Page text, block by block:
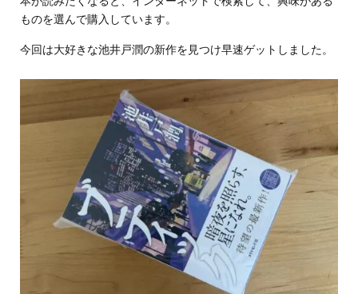
ものを選んで購入しています。
今回は大好きな池井戸潤の新作を見つけ早速ゲットしました。